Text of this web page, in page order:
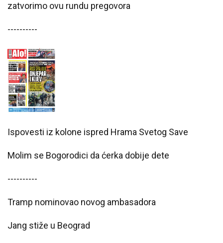
zatvorimo ovu rundu pregovora
----------
Ispovesti iz kolone ispred Hrama Svetog Save
Molim se Bogorodici da ćerka dobije dete
----------
Tramp nominovao novog ambasadora
Jang stiže u Beograd